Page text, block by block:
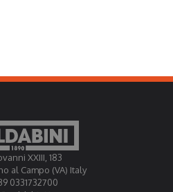
XXIII, 183
al Campo (VA) Italy
0331732700